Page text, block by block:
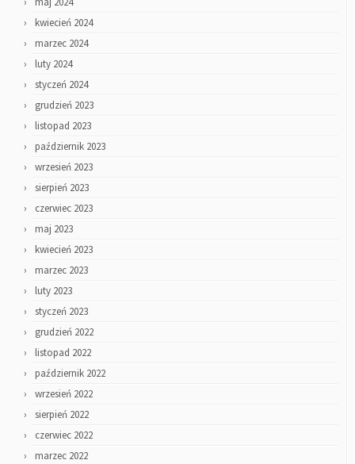
kwiecień 2024
marzec 2024
luty 2024
styczeń 2024
grudzień 2023
listopad 2023
październik 2023
wrzesień 2023
sierpień 2023
czerwiec 2023
maj 2023
kwiecień 2023
marzec 2023
luty 2023
styczeń 2023
grudzień 2022
listopad 2022
październik 2022
wrzesień 2022
sierpień 2022
czerwiec 2022
marzec 2022